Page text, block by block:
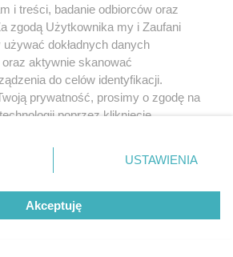
Murański,
i treści, badanie odbiorców oraz
zgodą Użytkownika my i Zaufani
dokładnych danych
aktywnie skanować
do celów identyfikacji.
prywatność, prosimy o zgodę na
poprzez kliknięcie
przycisk ustawień prywatności
dolnym rogu strony
danych nie wymagają zgody
prawo sprzeciwić się takiemu
będą miały zastosowanie tylko
USTAWIENIA
Akceptuję